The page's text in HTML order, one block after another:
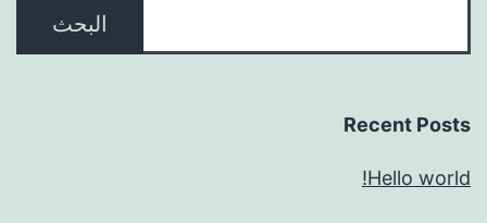
البحث
Recent Posts
Hello world!